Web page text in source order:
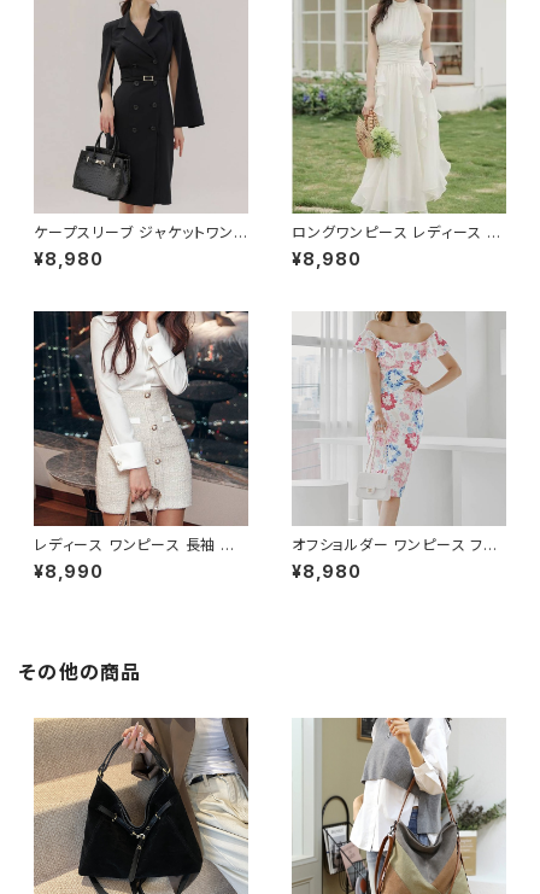
ビジネススーツ ロング パンツス
ーツ ロングパンツ ペプラム ノー
カラースーツ ペプラムジャケット
レディーススーツ 大きいサイズ
オフィス OL オフィスカジュアル
ビジネス 結婚式 パーティー お
呼ばれ ブラック ネイビー グレ
ー S M L XL 2XL 3XL 4XL 5
XL 10代 20代 30代 40代 C-
WAW1079
ワンピドレス OL エレガント フ
ォーマル ブラック ボルドー ホワ
イト 大きいサイズ きれいめ ドレ
スワンピース お呼ばれ 韓国 フ
ァッション オフィスカジュアル 韓
国風 キャバドレス ナイトドレス
ナイトワンピ カジュアル 10代 2
0代 30代 40代 C-OSS0127
ケープスリーブ ジャケットワンピ
ース ベルト付き ワンピース レデ
ィース 長袖 襟付き タイト スー
ート 二次会 結婚式 春 夏 秋 冬
お呼ばれ ブラック ベージュ お
しゃれ 高見え 20代 30代 40代
フォーマル 体型カバー 人気 トレ
ンド C-OSS0136
¥8,980
ロングワンピース レディース シ
フォン フリル ハイネック ノース
リーブ フレア Aライン エレガン
秋 冬 お呼ばれ デート 食事会
フォーマル リゾート パーティー
人気 大人可愛い ホワイト C-O
¥8,980
レディース ワンピース 長袖 シャ
ツワンピース ツイード切替 ミニ
ワンピース 上品 フォーマル ホ
冬 着痩せ効果 きちんと見え カ
¥8,990
オフショルダー ワンピース フラ
ワー柄 タイトワンピース ドレス
花柄ワンピ 春夏 エレガント 大
¥8,980
その他の商品